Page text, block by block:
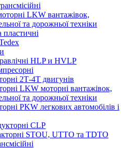
LKW вантажівок,
та дорожньої техніки
пластичні
HLP и HVLP
2Т-4Т двигунів
LKW моторні вантажівок,
та дорожньої техніки
PKW легкових автомобілів і
CLP
STOU, UTTO та TDTO